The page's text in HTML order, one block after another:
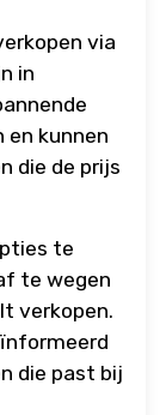
via
in
en kunnen
die de prijs
te
​​te wegen
verkopen.
die past bij